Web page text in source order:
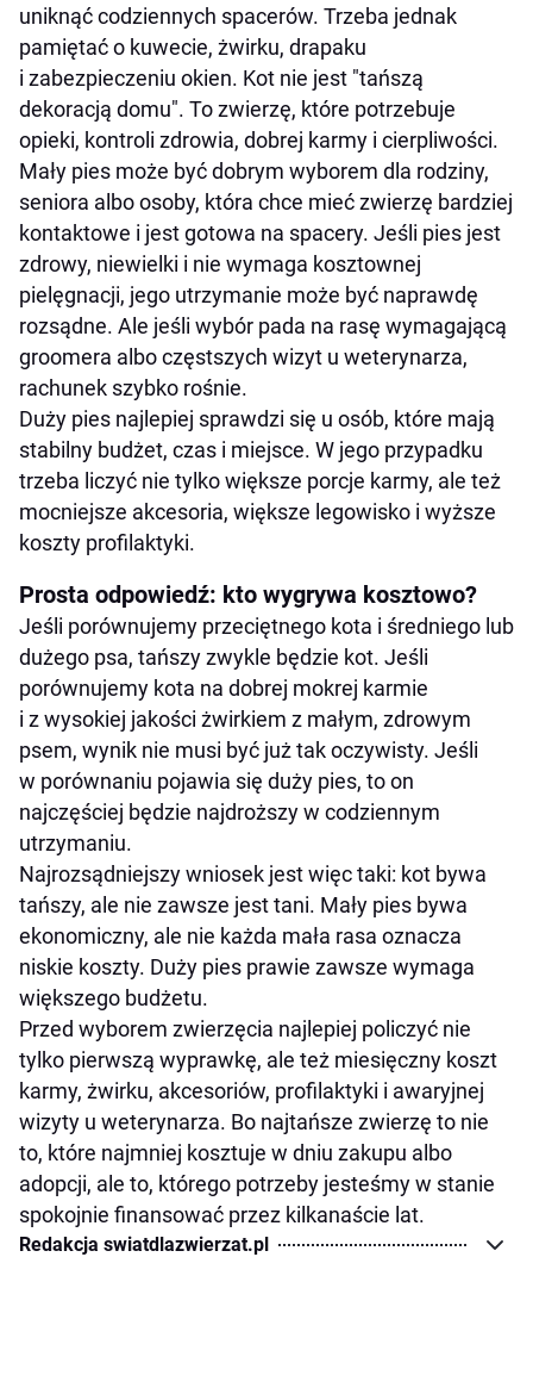
uniknąć codziennych spacerów. Trzeba jednak
pamiętać o kuwecie, żwirku, drapaku
i zabezpieczeniu okien. Kot nie jest "tańszą
dekoracją domu". To zwierzę, które potrzebuje
opieki, kontroli zdrowia, dobrej karmy i cierpliwości.
Mały pies może być dobrym wyborem dla rodziny,
seniora albo osoby, która chce mieć zwierzę bardziej
kontaktowe i jest gotowa na spacery. Jeśli pies jest
zdrowy, niewielki i nie wymaga kosztownej
pielęgnacji, jego utrzymanie może być naprawdę
rozsądne. Ale jeśli wybór pada na rasę wymagającą
groomera albo częstszych wizyt u weterynarza,
rachunek szybko rośnie.
Duży pies najlepiej sprawdzi się u osób, które mają
stabilny budżet, czas i miejsce. W jego przypadku
trzeba liczyć nie tylko większe porcje karmy, ale też
mocniejsze akcesoria, większe legowisko i wyższe
koszty profilaktyki.
Prosta odpowiedź: kto wygrywa kosztowo?
Jeśli porównujemy przeciętnego kota i średniego lub
dużego psa, tańszy zwykle będzie kot. Jeśli
porównujemy kota na dobrej mokrej karmie
i z wysokiej jakości żwirkiem z małym, zdrowym
psem, wynik nie musi być już tak oczywisty. Jeśli
w porównaniu pojawia się duży pies, to on
najczęściej będzie najdroższy w codziennym
utrzymaniu.
Najrozsądniejszy wniosek jest więc taki: kot bywa
tańszy, ale nie zawsze jest tani. Mały pies bywa
ekonomiczny, ale nie każda mała rasa oznacza
niskie koszty. Duży pies prawie zawsze wymaga
większego budżetu.
Przed wyborem zwierzęcia najlepiej policzyć nie
tylko pierwszą wyprawkę, ale też miesięczny koszt
karmy, żwirku, akcesoriów, profilaktyki i awaryjnej
wizyty u weterynarza. Bo najtańsze zwierzę to nie
to, które najmniej kosztuje w dniu zakupu albo
adopcji, ale to, którego potrzeby jesteśmy w stanie
spokojnie finansować przez kilkanaście lat.
Redakcja swiatdlazwierzat.pl